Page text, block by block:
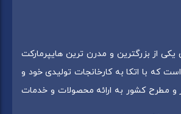
از بزرگترین و مدرن ترین هایپرمارکت
که با اتکا به کارخانجات تولیدی خود و
و مطرح کشور به ارائه محصولات و خدمات